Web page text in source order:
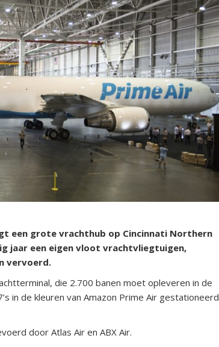
een grote vrachthub op Cincinnati Northern
jaar een eigen vloot vrachtvliegtuigen,
vervoerd.
die 2.700 banen moet opleveren in de
in de kleuren van Amazon Prime Air gestationeerd
door Atlas Air en ABX Air.